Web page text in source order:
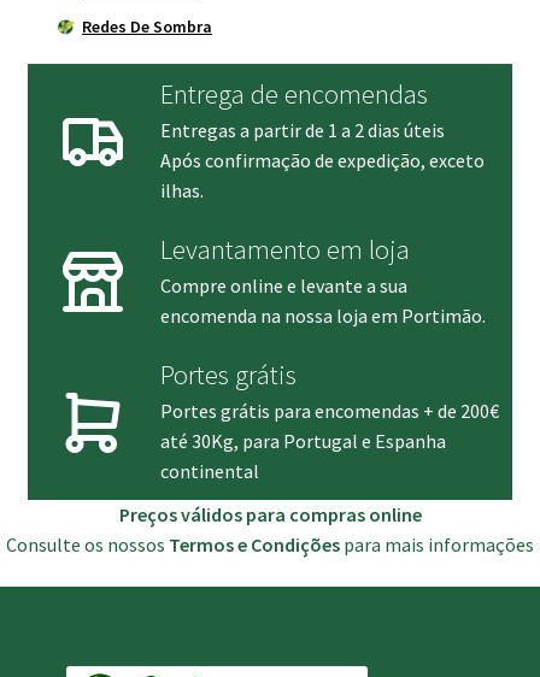
Redes De Sombra
Entrega de encomendas
Entregas a partir de 1 a 2 dias úteis
Após confirmação de expedição, exceto
ilhas.
Levantamento em loja
Compre online e levante a sua
encomenda na nossa loja em Portimão.
Portes grátis
Portes grátis para encomendas + de 200€
até 30Kg, para Portugal e Espanha
continental
Preços válidos para compras online
Consulte os nossos Termos e Condições para mais informações